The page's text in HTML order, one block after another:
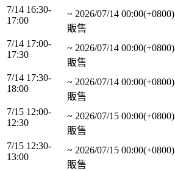
7/14 16:30-
17:00
~ 2026/07/14 00:00(+0800)
販售
7/14 17:00-
17:30
~ 2026/07/14 00:00(+0800)
販售
7/14 17:30-
18:00
~ 2026/07/14 00:00(+0800)
販售
7/15 12:00-
12:30
~ 2026/07/15 00:00(+0800)
販售
7/15 12:30-
13:00
~ 2026/07/15 00:00(+0800)
販售